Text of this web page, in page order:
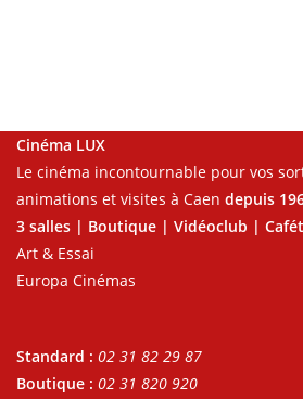
Cinéma LUX
Le cinéma incontournable pour vos
animations et visites à Caen depuis
3 salles | Boutique | Vidéoclub |
Art & Essai
Europa Cinémas
Standard : 02 31 82 29 87
Boutique : 02 31 820 920